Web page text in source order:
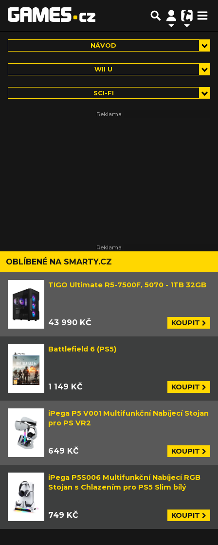
NÁVOD
WII U
SCI-FI
OBLÍBENÉ NA SMARTY.CZ
TIGO Ultimate R5-7500F, 5070 - 1TB 32GB
43 990 KČ KOUPIT
Battlefield 6 (PS5)
1 149 KČ KOUPIT
iPega P5 V001 Multifunkční Nabíjecí Stojan
pro PS VR2
649 KČ KOUPIT
iPega P5S006 Multifunkční Nabíjecí RGB
Stojan s Chlazením pro PS5 Slim bílý
749 KČ KOUPIT